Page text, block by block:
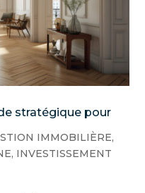
stratégique pour
IMMOBILIÈRE,
, INVESTISSEMENT